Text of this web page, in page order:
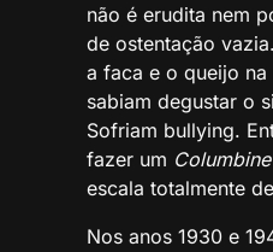
não é erudita nem
de ostentação
a faca e o queijo na
sabiam degustar o
Sofriam bullying.
fazer um
escala totalmente
Nos anos 1930 e